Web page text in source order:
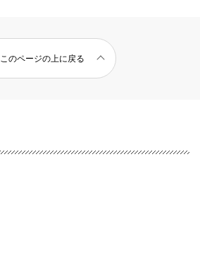
このページの上に戻る